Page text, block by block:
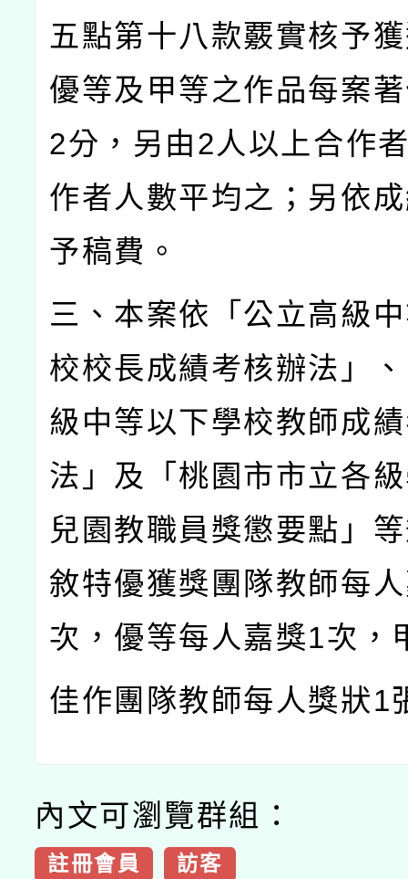
五點第十八款覈實核予
優等及甲等之作品每案
2分，另由2人以上合作
作者人數平均之；另依
予稿費。
三、本案依「公立高級
校校長成績考核辦法」
級中等以下學校教師成
法」及「桃園市市立各
兒園教職員獎懲要點」
敘特優獲獎團隊教師每
次，優等每人嘉獎1次，
佳作團隊教師每人獎狀1
內文可瀏覽群組：
註冊會員 訪客